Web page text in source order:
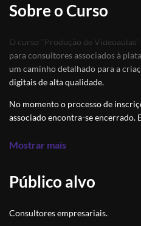
Sobre o Curso
O curso "Produção de
para consultores associados à
um caminho detalhado para a
digitais de alta qualidade.
No momento o processo de
associado encontra-se encerrado.
suporte dedicado aos seus
educacional.
se engajar na comunidade de
Mostrar mais
Público alvo
Consultores empresariais.